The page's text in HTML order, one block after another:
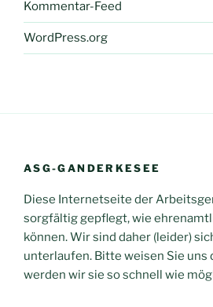
Kommentar-Feed
WordPress.org
ASG-GANDERKESEE
Diese Internetseite der
sorgfältig gepflegt, wie
können. Wir sind daher (leider)
unterlaufen. Bitte weisen Sie uns
werden wir sie so schnell wie